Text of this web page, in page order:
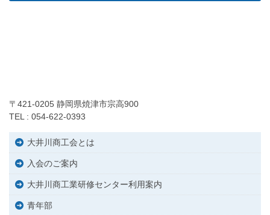
〒421-0205 静岡県焼津市宗高900
TEL : 054-622-0393
大井川商工会とは
入会のご案内
大井川商工業研修センター利用案内
青年部